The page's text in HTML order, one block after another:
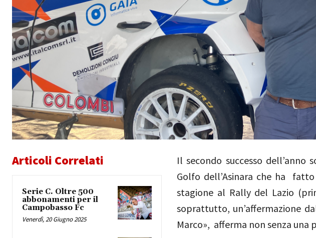
Articoli Correlati
Serie C. Oltre 500
abbonamenti per il
Campobasso Fc
Venerdì, 20 Giugno 2025
Il secondo successo dell’anno
Golfo dell’Asinara che ha
stagione al Rally del Lazio
soprattutto, un’affermazione
Marco», afferma non senza una